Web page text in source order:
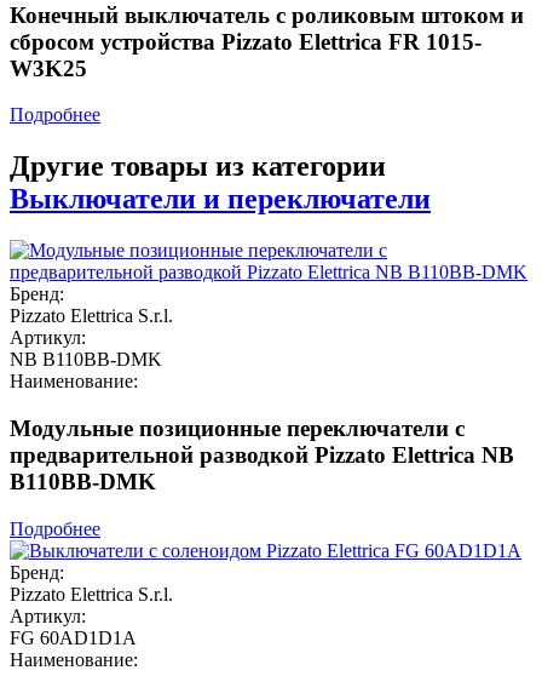
Конечный выключатель с роликовым штоком и
сбросом устройства Pizzato Elettrica FR 1015-
W3K25
Подробнее
Другие товары из категории
Выключатели и переключатели
Бренд:
Pizzato Elettrica S.r.l.
Артикул:
NB B110BB-DMK
Наименование:
Модульные позиционные переключатели с
предварительной разводкой Pizzato Elettrica NB
B110BB-DMK
Подробнее
Бренд:
Pizzato Elettrica S.r.l.
Артикул:
FG 60AD1D1A
Наименование: